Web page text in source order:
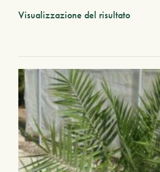
Visualizzazione del risultato